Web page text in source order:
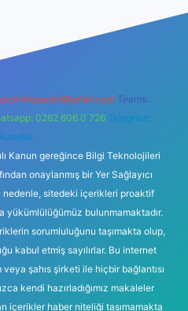
Teams:
0262 606 0 726 Telegram:
Kanun gereğince Bilgi Teknolojileri
onaylanmış bir Yer Sağlayıcı
sitedeki içerikleri proaktif
yükümlülüğümüz bulunmamaktadır.
sorumluluğunu taşımakta olup,
kabul etmiş sayılırlar. Bu internet
şahıs şirketi ile hiçbir bağlantısı
kendi hazırladığımız makaleler
içerikler haber niteliği taşımamakta